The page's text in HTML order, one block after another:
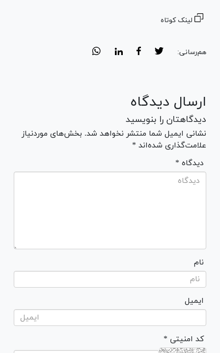
لینک کوتاه
هم‌رسانی:
ارسال دیدگاه
دیدگاهتان را بنویسید
نشانی ایمیل شما منتشر نخواهد شد. بخش‌های موردنیاز
علامت‌گذاری شده‌اند *
* دیدگاه
نام
ایمیل
* کد امنیتی